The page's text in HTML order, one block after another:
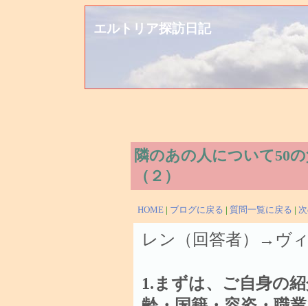
エルトリア探訪日記
隣のあの人について50
（２）
HOME | ブログに戻る | 質問一覧に戻る |
レン（回答者）→ヴ
1.まずは、ご自身の